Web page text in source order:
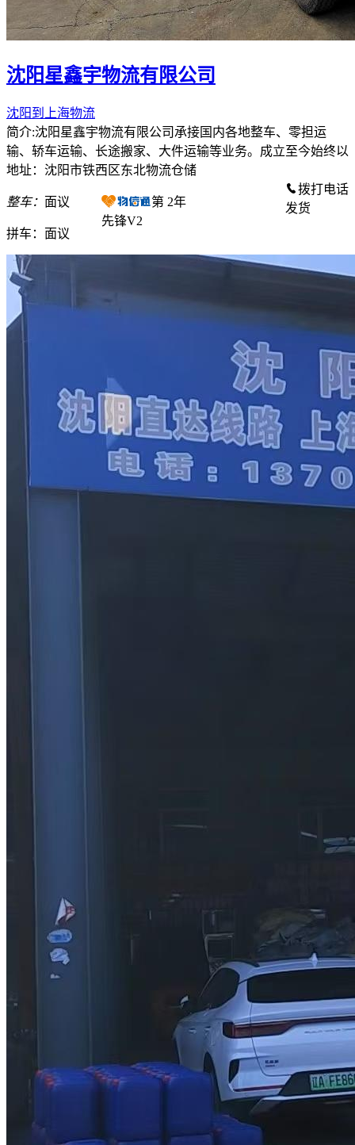
沈阳星鑫宇物流有限公司
沈阳到上海物流
简介:沈阳星鑫宇物流有限公司承接国内各地整车、零担运
输、轿车运输、长途搬家、大件运输等业务。成立至今始终以
地址：沈阳市铁西区东北物流仓储
整车： 面议
拼车： 面议
第 2年
先锋V2
拨打电话
发货